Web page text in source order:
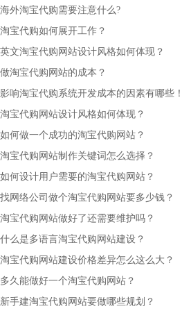
海外淘宝代购需要注意什么?
淘宝代购如何展开工作？
英文淘宝代购网站设计风格如何体现？
做淘宝代购网站的成本？
影响淘宝代购系统开发成本的因素有哪些！
淘宝代购网站设计风格如何体现？
如何做一个成功的淘宝代购网站？
淘宝代购网站制作关键词怎么选择？
如何设计用户需要的淘宝代购网站？
找网络公司做个淘宝代购网站要多少钱？
淘宝代购网站做好了还需要维护吗？
什么是多语言淘宝代购网站建设？
淘宝代购网站建设价格差异怎么这么大？
多久能做好一个淘宝代购网站？
新手建淘宝代购网站要做哪些规划？